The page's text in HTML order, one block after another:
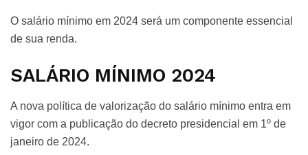
O salário mínimo em 2024 será um componente essencial
de sua renda.
SALÁRIO MÍNIMO 2024
A nova política de valorização do salário mínimo entra em
vigor com a publicação do decreto presidencial em 1º de
janeiro de 2024.